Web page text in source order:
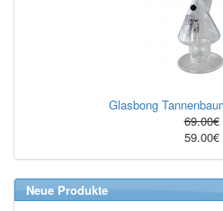
Glasbong
69.00€
59.00€
Neue Produkte